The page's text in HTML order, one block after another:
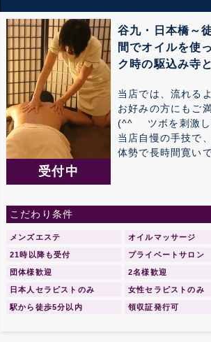
受付中
谷九・日本橋～
間でオイルを使
ク時の駆込み寺
当店では、流れる
お好みの方にもご
(^^ゞ ツボを刺激
当店自慢の手技で
体勢で長時間寛い
こだわり条件
メンズエステ オイルマッサージ
21時以降も受付 プライベートサロン
団体様歓迎 2名様歓迎
日本人セラピストのみ 女性セラピストのみ
駅から徒歩5分以内 領収証発行可